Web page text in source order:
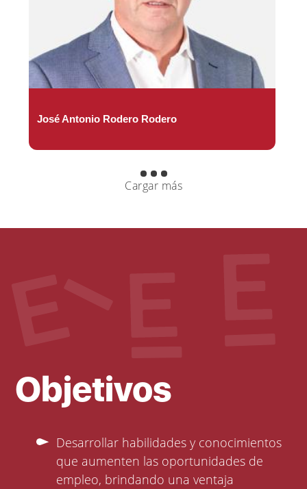
José Antonio Rodero Rodero
Cargar más
Objetivos
Desarrollar habilidades y conocimientos
que aumenten las oportunidades de
empleo, brindando una ventaja